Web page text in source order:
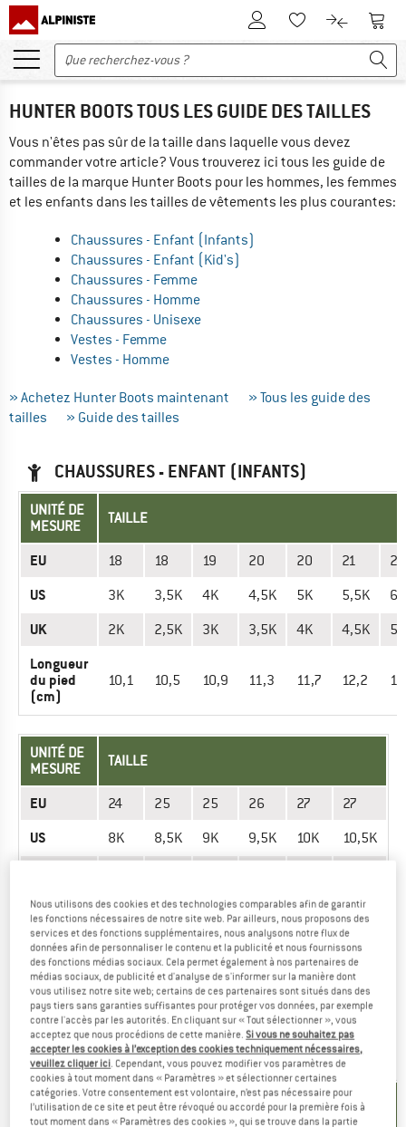
Vers le compte client
Vers la liste
Vers le
HUNTER BOOTS TOUS LES GUIDE DES TAILLES
Vous n'êtes pas sûr de la taille dans laquelle vous devez
commander votre article? Vous trouverez ici tous les guide de
tailles de la marque Hunter Boots pour les hommes, les femmes
et les enfants dans les tailles de vêtements les plus courantes:
Chaussures - Enfant (Infants)
Chaussures - Enfant (Kid's)
Chaussures - Femme
Chaussures - Homme
Chaussures - Unisexe
Vestes - Femme
Vestes - Homme
» Achetez Hunter Boots maintenant
» Tous les guide des
tailles
» Guide des tailles
CHAUSSURES - ENFANT (INFANTS)
UNITÉ DE
MESURE
TAILLE
EU 18 18 19 20 20 21 22
US 3K 3,5K 4K 4,5K 5K 5,5K 6K
UK 2K 2,5K 3K 3,5K 4K 4,5K 5K
Longueur
du pied
(cm)
10,1 10,5 10,9 11,3 11,7 12,2
UNITÉ DE
MESURE
TAILLE
EU 24 25 25 26 27 27
US 8K 8,5K 9K 9,5K 10K 10,5K
Longueur
du pied
(cm)
14,2 14,7 15,1 15,5 15,9 16,4
Avez-vous trouvé la bonne taille? Voir maintenant Enfant
Chaussures outdoordans la boutique en ligne Hunter Boots!
CHAUSSURES - ENFANT (KID'S)
UNITÉ DE
MESURE
TAILLE
Nous utilisons des cookies et des technologies comparables afin de garantir
les fonctions nécessaires de notre site web. Par ailleurs, nous proposons des
services et des fonctions supplémentaires, nous analysons notre flux de
données afin de personnaliser le contenu et la publicité et nous fournissons
des fonctions médias sociaux. Cela permet également à nos partenaires de
médias sociaux, de publicité et d'analyse de s'informer sur la manière dont
vous utilisez notre site web; certains de ces partenaires sont situés dans des
pays tiers sans garanties suffisantes pour protéger vos données, par exemple
contre l'accès par les autorités. En cliquant sur « Tout sélectionner », vous
acceptez que nous procédions de cette manière.Si vous ne souhaitez pas
accepter les cookies à l’exception des cookies techniquement nécessaires,
veuillez cliquer ici. Cependant, vous pouvez modifier vos paramètres de
cookies à tout moment dans « Paramètres » et sélectionner certaines
catégories. Votre consentement est volontaire, n’est pas nécessaire pour
l’utilisation de ce site et peut être révoqué ou accordé pour la première fois à
tout moment dans « Paramètres des cookies », qui se trouve dans la partie